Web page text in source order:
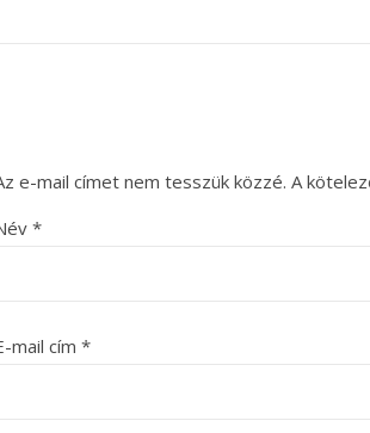
e-mail címet nem tesszük közzé. A
*
mail cím *